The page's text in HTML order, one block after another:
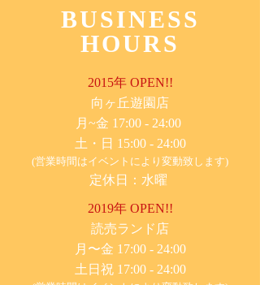
BUSINESS
HOURS
2015年 OPEN!!
​向ヶ丘遊園店
月~金 17:00 - 24:00
土・日 15:00 - 24:00
(営業時間はイベントにより変動致します)
定休日：水曜
2019年 OPEN!!
​読売ランド店
月〜金 17:00 - 24:00
土日祝 17:00 - 24:00